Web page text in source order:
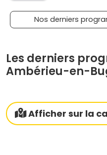
Nos derniers
Les derniers
Ambérieu-en-
Afficher sur la